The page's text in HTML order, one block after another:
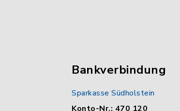
Bankverbindung
Sparkasse Südholstein
Konto-Nr.: 470 120